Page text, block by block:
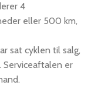
4
eller 500 km,
sat cyklen til salg,
Serviceaftalen er